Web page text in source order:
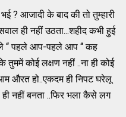
? आजादी के बाद की तो तुम्हारी
ही नहीं उठता...शहीद कभी हुई
“ पहले आप-पहले आप “ कह
तुममें कोई लक्षण नहीं ..ना ही कोई
औरत हो..एकदम ही निपट घरेलू
ही नहीं बनता ..फिर भला कैसे लग